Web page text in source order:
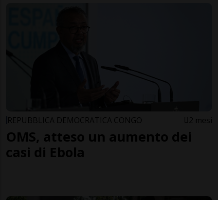
REPUBBLICA DEMOCRATICA CONGO 2 mesi
OMS, atteso un aumento dei
casi di Ebola